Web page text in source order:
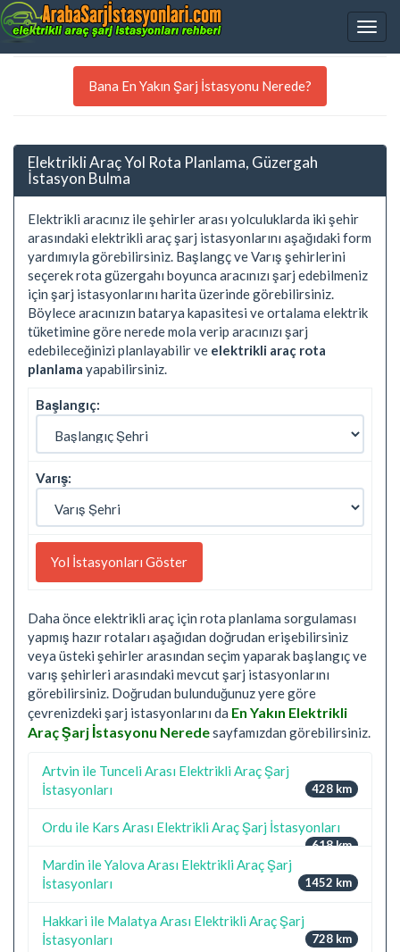
Bana En Yakın Şarj İstasyonu Nerede?
Elektrikli Araç Yol Rota Planlama, Güzergah
İstasyon Bulma
Elektrikli aracınız ile şehirler arası yolculuklarda iki şehir
arasındaki elektrikli araç şarj istasyonlarını aşağıdaki form
yardımıyla görebilirsiniz. Başlangç ve Varış şehirlerini
seçerek rota güzergahı boyunca aracınızı şarj edebilmeniz
için şarj istasyonlarını harita üzerinde görebilirsiniz.
Böylece aracınızın batarya kapasitesi ve ortalama elektrik
tüketimine göre nerede mola verip aracınızı şarj
edebileceğinizi planlayabilir ve elektrikli araç rota
planlama yapabilirsiniz.
Başlangıç:
Varış:
Daha önce elektrikli araç için rota planlama sorgulaması
yapmış hazır rotaları aşağıdan doğrudan erişebilirsiniz
veya üsteki şehirler arasından seçim yaparak başlangıç ve
varış şehirleri arasındaki mevcut şarj istasyonlarını
görebilirsiniz. Doğrudan bulunduğunuz yere göre
çevrenizdeki şarj istasyonlarını da En Yakın Elektrikli
Araç Şarj İstasyonu Neredesayfamızdan görebilirsiniz.
Artvin ile Tunceli Arası Elektrikli Araç Şarj
İstasyonları
428 km
Ordu ile Kars Arası Elektrikli Araç Şarj İstasyonları
618 km
Mardin ile Yalova Arası Elektrikli Araç Şarj
İstasyonları
1452 km
Hakkari ile Malatya Arası Elektrikli Araç Şarj
İstasyonları
728 km